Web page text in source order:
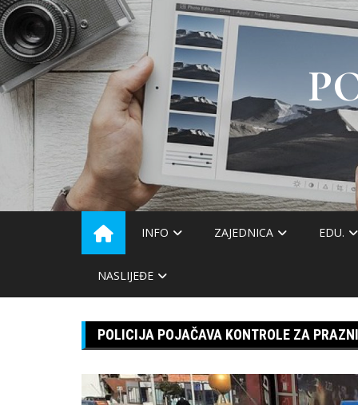
Skip
to
content
INFO ZAJEDNICA EDU.
NASLIJEĐE
POLICIJA POJAČAVA KONTROLE ZA